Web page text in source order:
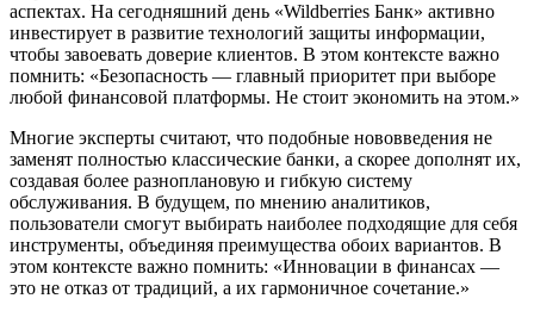
аспектах. На сегодняшний день «Wildberries Банк» активно
инвестирует в развитие технологий защиты информации,
чтобы завоевать доверие клиентов. В этом контексте важно
помнить: «Безопасность — главный приоритет при выборе
любой финансовой платформы. Не стоит экономить на этом.»
Многие эксперты считают, что подобные нововведения не
заменят полностью классические банки, а скорее дополнят их,
создавая более разноплановую и гибкую систему
обслуживания. В будущем, по мнению аналитиков,
пользователи смогут выбирать наиболее подходящие для себя
инструменты, объединяя преимущества обоих вариантов. В
этом контексте важно помнить: «Инновации в финансах —
это не отказ от традиций, а их гармоничное сочетание.»